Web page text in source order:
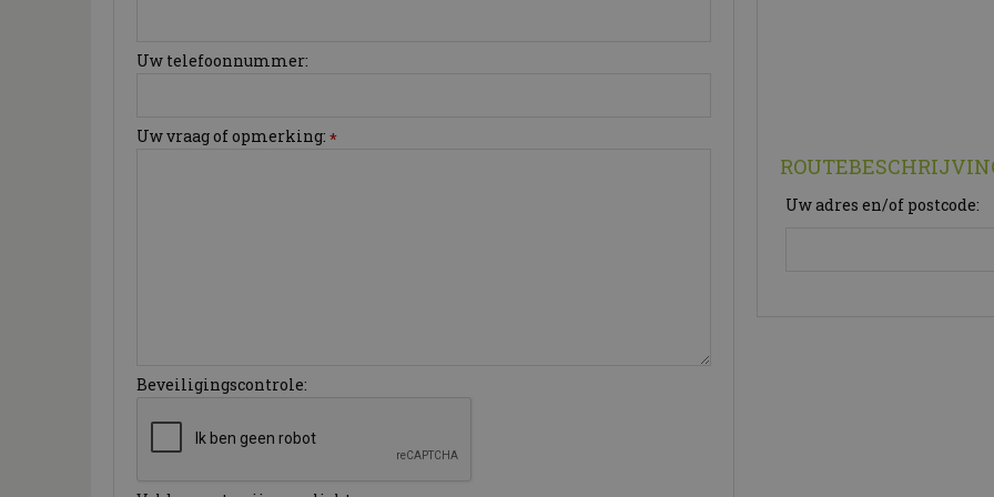
Uw adres en/of postcode:
Uw telefoonnummer:
Uw vraag of opmerking: *
Beveiligingscontrole: